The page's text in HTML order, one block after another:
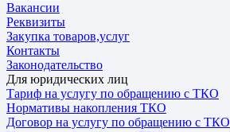
Вакансии
Реквизиты
Закупка товаров,услуг
Контакты
Законодательство
Для юридических лиц
Тариф на услугу по обращению с ТКО
Нормативы накопления ТКО
Договор на услугу по обращению с ТКО